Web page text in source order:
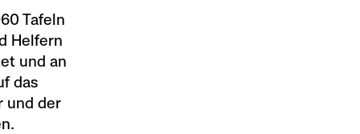
Tafeln
Helfern
und an
das
und der